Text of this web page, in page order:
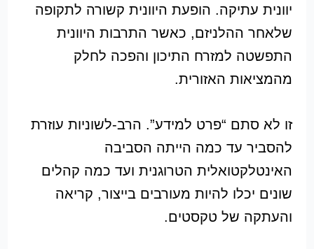
יוונית עתיקה. הופעת היוונית קשורה לתקופה
שלאחר ההלניזם, כאשר התרבות היוונית
התפשטה למזרח התיכון והפכה לחלק
מהמציאות האזורית.
זו לא סתם “פרט למידע”. הרב-לשוניות עוזרת
להסביר עד כמה הייתה הסביבה
האינטלקטואלית הטרוגנית ועד כמה קהלים
שונים יכלו להיות מעורבים בייצור, קריאה
והעתקה של טקסטים.